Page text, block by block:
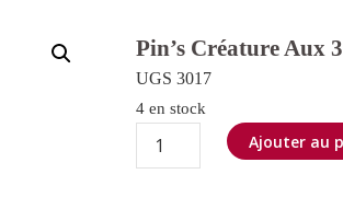
Pin’s Créature Aux
UGS 3017
4 en stock
quantité
de
Ajouter au